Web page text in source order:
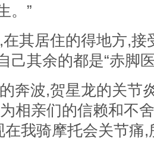
。”
其居住的得地方,接
己其余的都是“赤脚
奔波,贺星龙的关节
相亲们的信赖和不
在我骑摩托会关节痛